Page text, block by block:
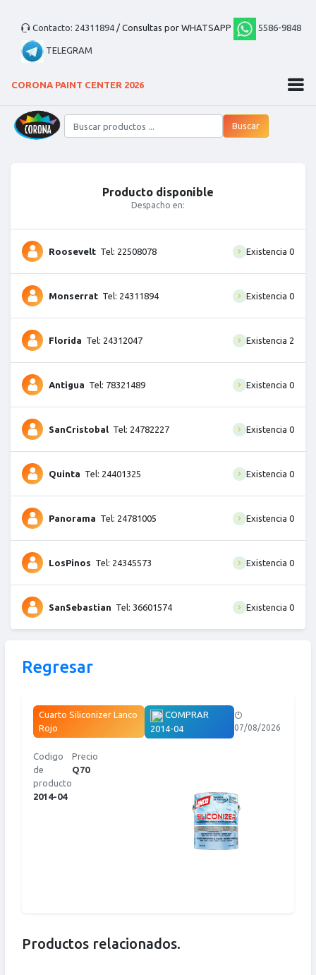
Contacto: 24311894 / Consultas por WHATSAPP 5586-9848
TELEGRAM
CORONA PAINT CENTER 2026
Producto disponible
Despacho en:
Roosevelt Tel: 22508078 Existencia 0
Monserrat Tel: 24311894 Existencia 0
Florida Tel: 24312047 Existencia 2
Antigua Tel: 78321489 Existencia 0
SanCristobal Tel: 24782227 Existencia 0
Quinta Tel: 24401325 Existencia 0
Panorama Tel: 24781005 Existencia 0
LosPinos Tel: 24345573 Existencia 0
SanSebastian Tel: 36601574 Existencia 0
Regresar
Cuarto Siliconizer Lanco
Rojo
COMPRAR
2014-04
07/08/2026
Codigo
de
producto
2014-04
Precio
Q70
Productos relacionados.